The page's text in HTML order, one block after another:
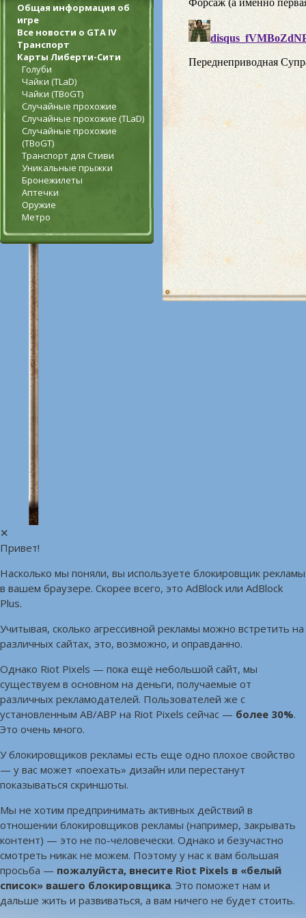
Общая информация об
игре
Все новости о GTA IV
Транспорт
Карты Либерти-Сити
Голуби
Чайки (TLaD)
Чайки (TBoGT)
Случайные прохожие
Случайные прохожие (TLaD)
Случайные прохожие
(TBoGT)
Транспорт для Стиви
Уникальные прыжки
Бронежилеты
Аптечки
Оружие
Метро
✕
Привет!
Насколько мы поняли, вы используете блокировщик рекламы
в вашем браузере. Скорее всего, это AdBlock или AdBlock
Plus.
Учитывая, сколько агрессивной рекламы можно встретить на
различных сайтах, это, возможно, и оправданно.
Однако Riot Pixels — пока ещё небольшой сайт, мы
существуем в основном на деньги, получаемые от
различных рекламодателей. Пользователей же с
установленным AB/ABP на Riot Pixels сейчас — более 30%.
Это очень много.
У блокировщиков рекламы есть еще одно плохое свойство
— у вас может «поехать» дизайн или перестанут
показываться скриншоты.
Мы не хотим предпринимать активных действий в
отношении блокировщиков рекламы (например, закрывать
контент) — это не по-человечески. Однако и безучастно
смотреть никак не можем. Поэтому у нас к вам большая
просьба — пожалуйста, внесите Riot Pixels в «белый
список» вашего блокировщика. Это поможет нам и
дальше жить и развиваться, а вам ничего не будет стоить.